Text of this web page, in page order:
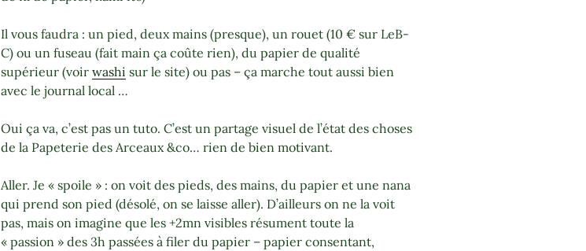
Il vous faudra : un pied, deux mains (presque), un rouet (10 € sur LeB-
C) ou un fuseau (fait main ça coûte rien), du papier de qualité
supérieur (voir washi sur le site) ou pas – ça marche tout aussi bien
avec le journal local …
Oui ça va, c’est pas un tuto. C’est un partage visuel de l’état des choses
de la Papeterie des Arceaux &co… rien de bien motivant.
Aller. Je « spoile » : on voit des pieds, des mains, du papier et une nana
qui prend son pied (désolé, on se laisse aller). D’ailleurs on ne la voit
pas, mais on imagine que les +2mn visibles résument toute la
« passion » des 3h passées à filer du papier – papier consentant,